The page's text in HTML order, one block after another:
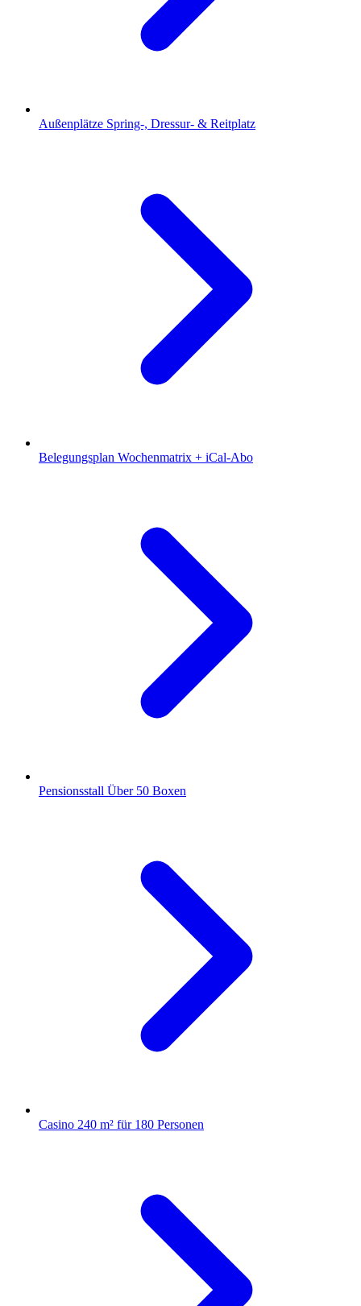
Außenplätze Spring-, Dressur- & Reitplatz
Belegungsplan Wochenmatrix + iCal-Abo
Pensionsstall Über 50 Boxen
Casino 240 m² für 180 Personen